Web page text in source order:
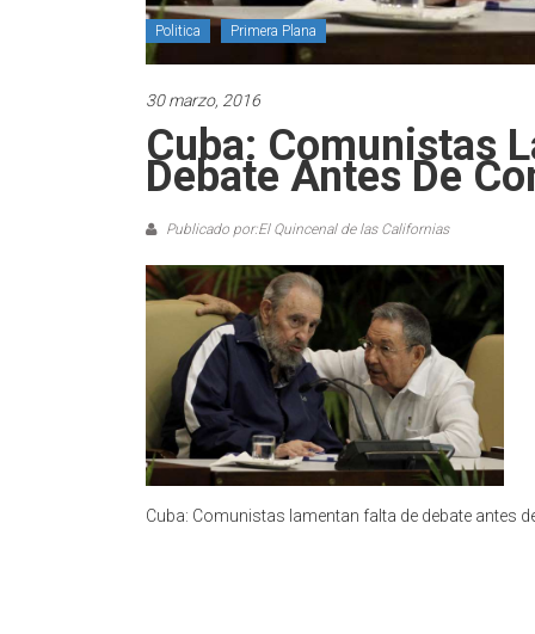
Politica Primera Plana
30 marzo, 2016
Cuba: Comunistas
Debate Antes De
Publicado por:El Quincenal de las Californias
Cuba: Comunistas lamentan falta de debate antes